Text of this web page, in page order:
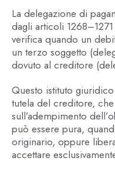
La delegazione di
dagli articoli
verifica quando un
un terzo soggetto
dovuto al creditore
Questo istituto
tutela del creditore,
sull’adempimento
può essere pura,
originario, oppure
accettare